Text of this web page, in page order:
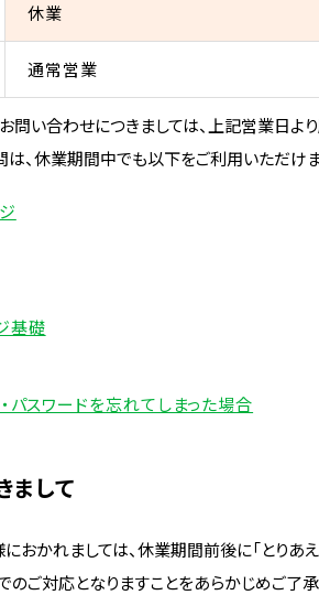
休業
通常営業
い合わせにつきましては、上記営業日よ
、休業期間中でも以下をご利用いただけま
基礎
パスワードを忘れてしまった場合
まして
かれましては、休業期間前後に「とりあ
ご対応となりますことをあらかじめご了承